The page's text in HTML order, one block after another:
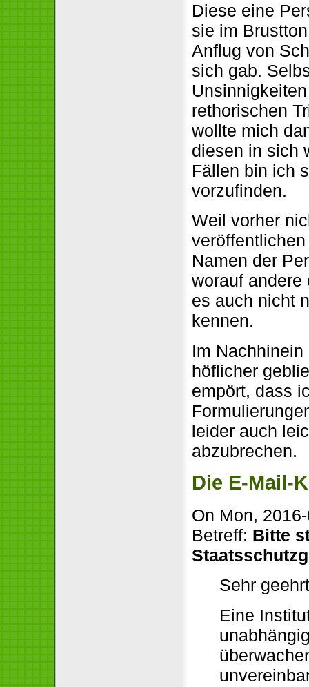
Diese eine
sie im
Anflug von
sich gab.
rethorischen
wollte mich
diesen in sich
Fällen bin ich
vorzufinden.
Weil vorher
Namen der
worauf
es auch nicht
kennen.
Im
höflicher
empört, dass
leider auch
abzubrechen.
Die E-Mail-
On Mon,
Betreff: Bitte
Sehr
Eine